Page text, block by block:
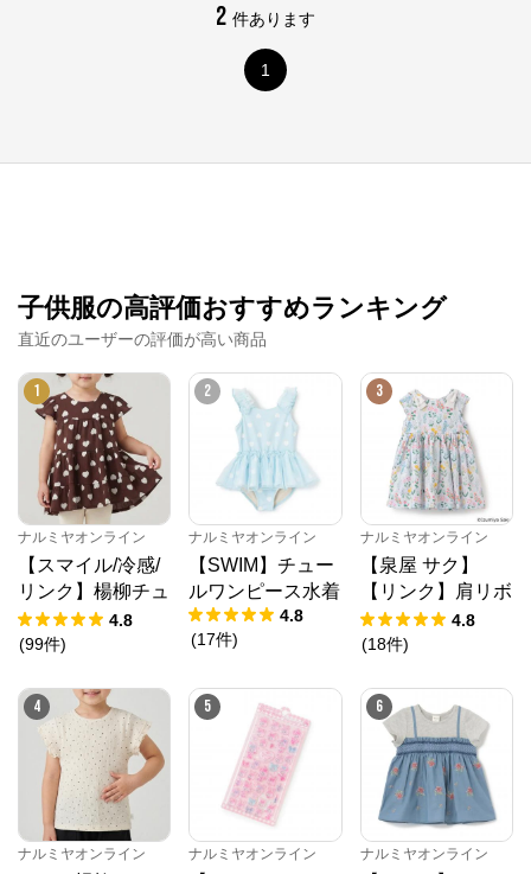
2 件あります
1
子供服の高評価おすすめランキング
直近のユーザーの評価が高い商品
1
ナルミヤオンライン
【スマイル/冷感/
リンク】楊柳チュ
ニック
4.8
(99件)
2
ナルミヤオンライン
【SWIM】チュー
ルワンピース水着
4.8
(17件)
3
ナルミヤオンライン
【泉屋 サク】
【リンク】肩リボ
ンフラワーキャッ
トワンピース
4.8
(18件)
4
ナルミヤオンライン
5
ナルミヤオンライン
6
ナルミヤオンライン